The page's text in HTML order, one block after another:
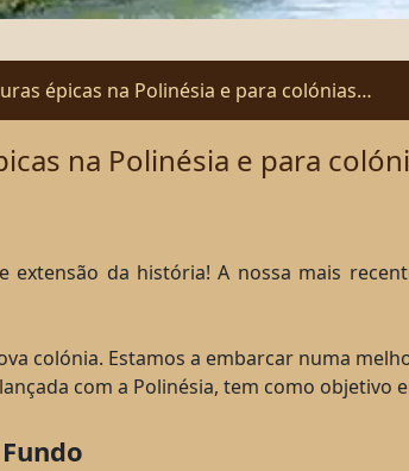
épicas na Polinésia e para colónias…
na Polinésia e para
extensão da história! A nossa mais
colónia. Estamos a embarcar numa
com a Polinésia, tem como objetivo